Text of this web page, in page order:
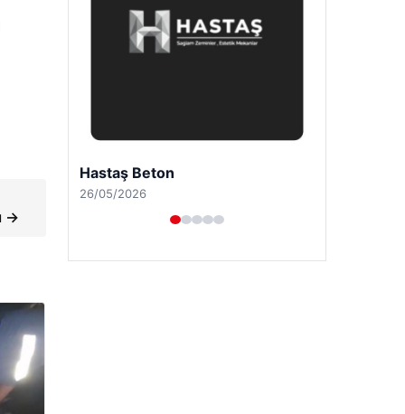
→
Prenses Night Club
29/04/2026